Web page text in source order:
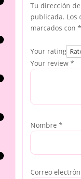
Tu dirección
publicada. Los
marcados con *
Your rating
Your review *
Nombre *
Correo